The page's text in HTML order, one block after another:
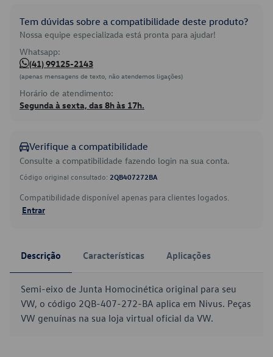
Tem dúvidas sobre a compatibilidade deste produto?
Nossa equipe especializada está pronta para ajudar!
Whatsapp:
(41) 99125-2143
(apenas mensagens de texto, não atendemos ligações)
Horário de atendimento:
Segunda à sexta, das 8h às 17h.
Verifique a compatibilidade
Consulte a compatibilidade fazendo login na sua conta.
Código original consultado: 2QB407272BA
Compatibilidade disponível apenas para clientes logados.
Entrar
Descrição Características Aplicações
Semi-eixo de Junta Homocinética original para seu
VW, o código 2QB-407-272-BA aplica em Nivus. Peças
VW genuínas na sua loja virtual oficial da VW.